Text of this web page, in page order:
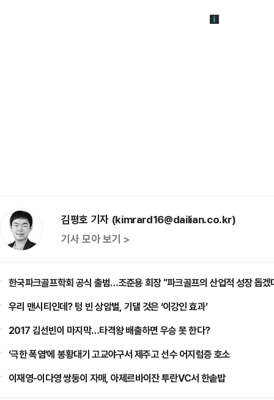
김평호 기자 (kimrard16@dailian.co.kr)
기사 모아 보기 >
한국파크골프학회 공식 출범…조준용 회장 "파크골프의 산업적 성장 돕겠
우리 맨시티인데? 텅 빈 상암벌, 기댈 것은 ‘이강인 효과’
2017 김선빈이 마지막…타격왕 배출하면 우승 못 한다?
‘극한 폭염’에 봉황대기 고교야구서 제주고 선수 어지럼증 호소
이재영-이다영 쌍둥이 자매, 아제르바이잔 투란VC서 한솥밥